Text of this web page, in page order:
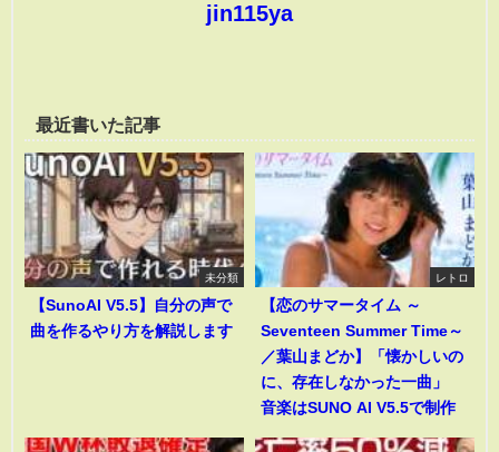
jin115ya
最近書いた記事
未分類
【SunoAI V5.5】自分の声で
曲を作るやり方を解説します
レトロ
【恋のサマータイム ～
Seventeen Summer Time～
／葉山まどか】「懐かしいの
に、存在しなかった一曲」
音楽はSUNO AI V5.5で制作